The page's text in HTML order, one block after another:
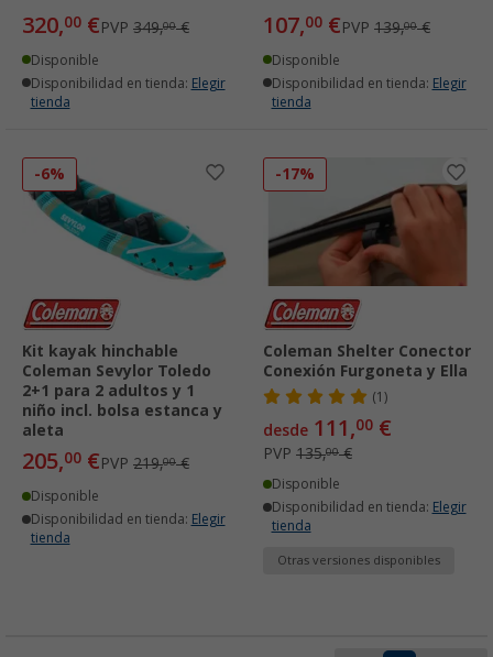
320,00 €PVP 349,00€
Disponible
Disponibilidad en tienda: Elegir
tienda
107,00 €PVP 139,00€
Disponible
Disponibilidad en tienda: Elegir
tienda
-6%
Kit kayak hinchable
Coleman Sevylor Toledo
2+1 para 2 adultos y 1
niño incl. bolsa estanca y
aleta
205,00 €PVP 219,00€
Disponible
Disponibilidad en tienda: Elegir
tienda
-17%
Coleman Shelter Conector
Conexión Furgoneta y Ella
(1)
desde 111,00 €
PVP 135,00€
Disponible
Disponibilidad en tienda: Elegir
tienda
Otras versiones disponibles